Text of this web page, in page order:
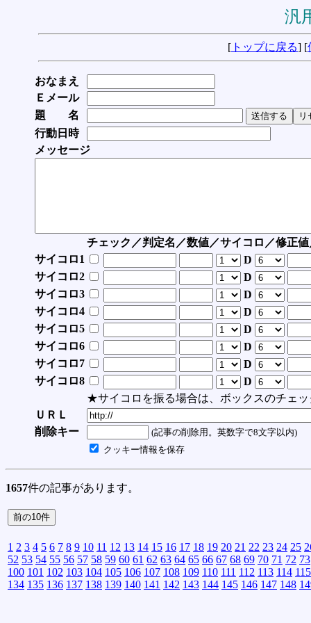
汎
[ トップに戻る] [
おなまえ
Ｅメール
題 名
行動日時
メッセージ
チェック／判定名／数値／サイコロ／修正
サイコロ1
D
サイコロ2
D
サイコロ3
D
サイコロ4
D
サイコロ5
D
サイコロ6
D
サイコロ7
D
サイコロ8
D
★サイコロを振る場合は、ボックスのチェッ
ＵＲＬ
削除キー
(記事の削除用。英数字で8文字以内)
クッキー情報を保存
1657件の記事があります。
1 2 3 4 5 6 7 8 9 10 11 12 13 14 15 16 17 18 19 20 21 22 23 24 25
52 53 54 55 56 57 58 59 60 61 62 63 64 65 66 67 68 69 70 71 72 73
100 101 102 103 104 105 106 107 108 109 110 111 112 113 114 115
134 135 136 137 138 139 140 141 142 143 144 145 146 147 148